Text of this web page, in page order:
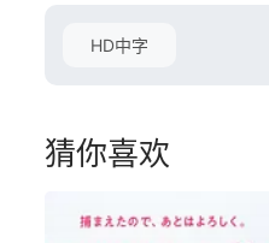
HD中字
猜你喜欢